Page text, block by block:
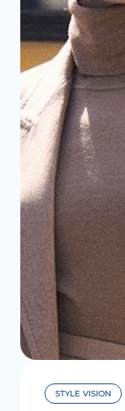
STYLE VISION